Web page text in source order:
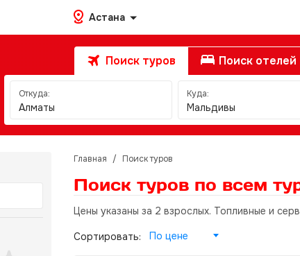
Астана
Поиск туров Поиск отелей
Откуда:
Алматы
Куда:
Мальдивы
Главная / Поиск туров
Поиск туров по всем
Цены указаны за 2 взрослых. Топливные и
Сортировать: По цене